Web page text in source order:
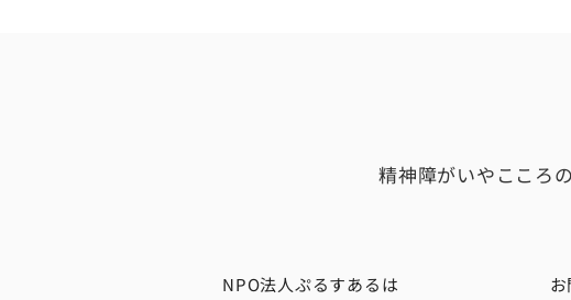
精神障がいやこころ
NPO法人ぷるすあるは